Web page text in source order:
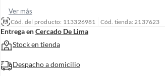
Ver más
Cód. del producto: 113326981 Cód. tienda: 2137623
Entrega enCercado De Lima
Stock en tienda
Despacho a domicilio